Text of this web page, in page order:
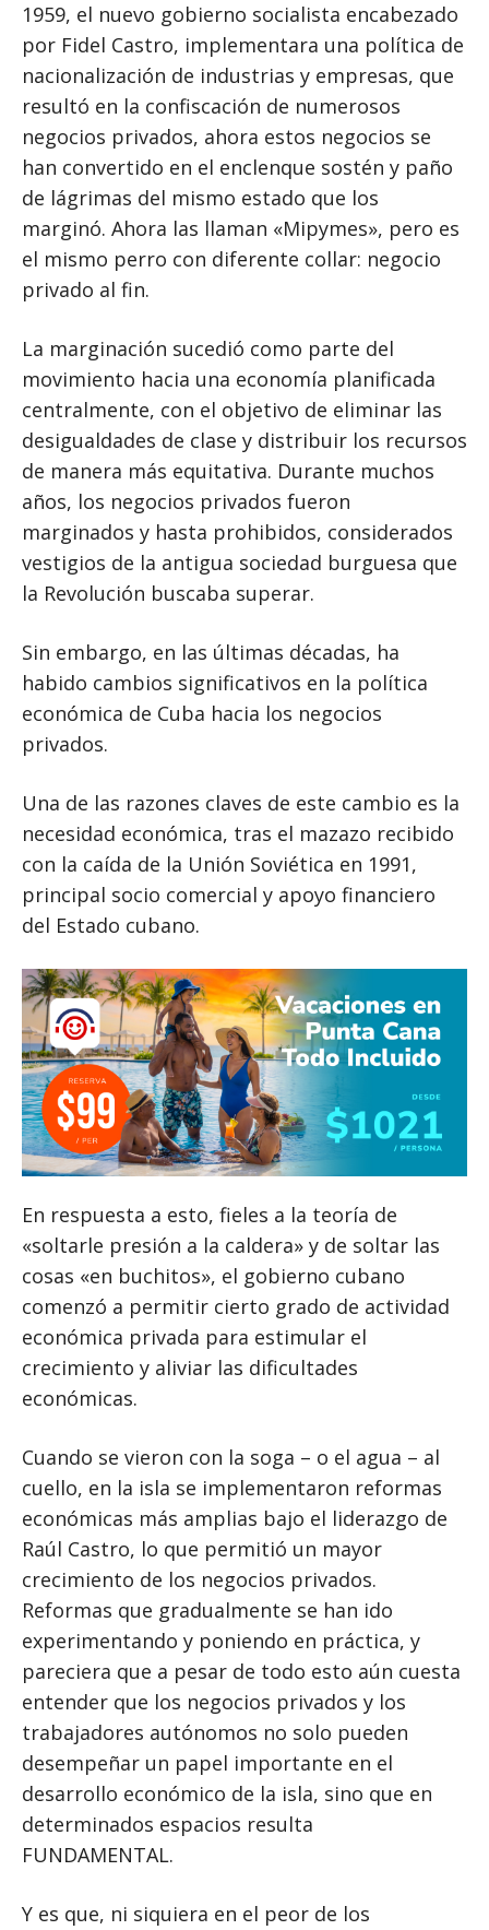
1959, el nuevo gobierno socialista encabezado
por Fidel Castro, implementara una política de
nacionalización de industrias y empresas, que
resultó en la confiscación de numerosos
negocios privados, ahora estos negocios se
han convertido en el enclenque sostén y paño
de lágrimas del mismo estado que los
marginó. Ahora las llaman «Mipymes», pero es
el mismo perro con diferente collar: negocio
privado al fin.
La marginación sucedió como parte del
movimiento hacia una economía planificada
centralmente, con el objetivo de eliminar las
desigualdades de clase y distribuir los recursos
de manera más equitativa. Durante muchos
años, los negocios privados fueron
marginados y hasta prohibidos, considerados
vestigios de la antigua sociedad burguesa que
la Revolución buscaba superar.
Sin embargo, en las últimas décadas, ha
habido cambios significativos en la política
económica de Cuba hacia los negocios
privados.
Una de las razones claves de este cambio es la
necesidad económica, tras el mazazo recibido
con la caída de la Unión Soviética en 1991,
principal socio comercial y apoyo financiero
del Estado cubano.
En respuesta a esto, fieles a la teoría de
«soltarle presión a la caldera» y de soltar las
cosas «en buchitos», el gobierno cubano
comenzó a permitir cierto grado de actividad
económica privada para estimular el
crecimiento y aliviar las dificultades
económicas.
Cuando se vieron con la soga – o el agua – al
cuello, en la isla se implementaron reformas
económicas más amplias bajo el liderazgo de
Raúl Castro, lo que permitió un mayor
crecimiento de los negocios privados.
Reformas que gradualmente se han ido
experimentando y poniendo en práctica, y
pareciera que a pesar de todo esto aún cuesta
entender que los negocios privados y los
trabajadores autónomos no solo pueden
desempeñar un papel importante en el
desarrollo económico de la isla, sino que en
determinados espacios resulta
FUNDAMENTAL.
Y es que, ni siquiera en el peor de los